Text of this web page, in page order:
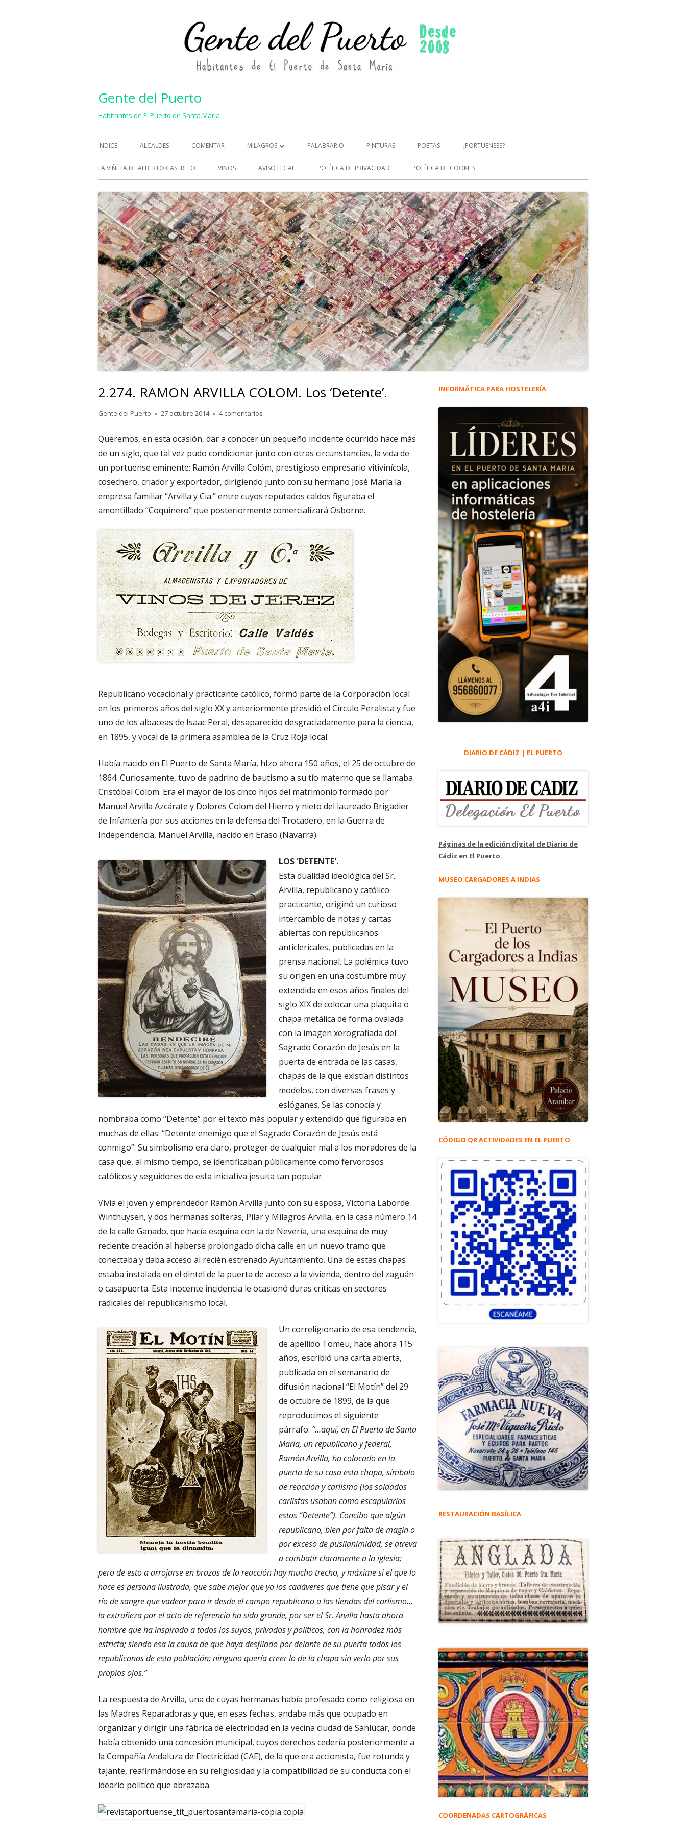
Gente del Puerto
Habitantes de El Puerto de Santa María
Menú
principal
ÍNDICE ALCALDES COMENTAR MILAGROS
MILAGROS (2)
PALABRARIO PINTURAS POETAS ¿PORTUENSES?
LA VIÑETA DE ALBERTO CASTRELO VINOS AVISO LEGAL POLÍTICA DE PRIVACIDAD POLÍTICA DE COOKIES
2.274. RAMON ARVILLA COLOM. Los ‘Detente’.
Autor
Gente del Puerto
Publicado
27 octubre 2014 4 comentarios
Queremos, en esta ocasión, dar a conocer un pequeño incidente ocurrido hace más
de un siglo, que tal vez pudo condicionar junto con otras circunstancias, la vida de
un portuense eminente: Ramón Arvilla Colóm, prestigioso empresario vitivinícola,
cosechero, criador y exportador, dirigiendo junto con su hermano José María la
empresa familiar “Arvilla y Cia.” entre cuyos reputados caldos figuraba el
amontillado “Coquinero” que posteriormente comercializará Osborne.
Republicano vocacional y practicante católico, formó parte de la Corporación local
en los primeros años del siglo XX y anteriormente presidió el Círculo Peralista y fue
uno de los albaceas de Isaac Peral, desaparecido desgraciadamente para la ciencia,
en 1895, y vocal de la primera asamblea de la Cruz Roja local.
Había nacido en El Puerto de Santa María, hIzo ahora 150 años, el 25 de octubre de
1864. Curiosamente, tuvo de padrino de bautismo a su tío materno que se llamaba
Cristóbal Colom. Era el mayor de los cinco hijos del matrimonio formado por
Manuel Arvilla Azcárate y Dolores Colom del Hierro y nieto del laureado Brigadier
de Infantería por sus acciones en la defensa del Trocadero, en la Guerra de
Independencia, Manuel Arvilla, nacido en Eraso (Navarra).
LOS 'DETENTE'.
Esta dualidad ideológica del Sr.
Arvilla, republicano y católico
practicante, originó un curioso
intercambio de notas y cartas
abiertas con republicanos
anticlericales, publicadas en la
prensa nacional. La polémica tuvo
su origen en una costumbre muy
extendida en esos años finales del
siglo XIX de colocar una plaquita o
chapa metálica de forma ovalada
con la imagen xerografiada del
Sagrado Corazón de Jesús en la
puerta de entrada de las casas,
chapas de la que existían distintos
modelos, con diversas frases y
eslóganes. Se las conocía y
nombraba como “Detente” por el texto más popular y extendido que figuraba en
muchas de ellas: “Detente enemigo que el Sagrado Corazón de Jesús está
conmigo”. Su simbolismo era claro, proteger de cualquier mal a los moradores de la
casa que, al mismo tiempo, se identificaban públicamente como fervorosos
católicos y seguidores de esta iniciativa jesuita tan popular.
Vivía el joven y emprendedor Ramón Arvilla junto con su esposa, Victoria Laborde
Winthuysen, y dos hermanas solteras, Pilar y Milagros Arvilla, en la casa número 14
de la calle Ganado, que hacía esquina con la de Nevería, una esquina de muy
reciente creación al haberse prolongado dicha calle en un nuevo tramo que
conectaba y daba acceso al recién estrenado Ayuntamiento. Una de estas chapas
estaba instalada en el dintel de la puerta de acceso a la vivienda, dentro del zaguán
o casapuerta. Esta inocente incidencia le ocasionó duras críticas en sectores
radicales del republicanismo local.
Un correligionario de esa tendencia,
de apellido Tomeu, hace ahora 115
años, escribió una carta abierta,
publicada en el semanario de
difusión nacional “El Motín” del 29
de octubre de 1899, de la que
reproducimos el siguiente
párrafo: “…aquí, en El Puerto de Santa
María, un republicano y federal,
Ramón Arvilla, ha colocado en la
puerta de su casa esta chapa, símbolo
de reacción y carlismo (los soldados
carlistas usaban como escapularios
estos “Detente”). Concibo que algún
republicano, bien por falta de magín o
por exceso de pusilanimidad, se atreva
a combatir claramente a la iglesia;
pero de esto a arrojarse en brazos de la reacción hay mucho trecho, y máxime si el que lo
hace es persona ilustrada, que sabe mejor que yo los cadáveres que tiene que pisar y el
río de sangre que vadear para ir desde el campo republicano a las tiendas del carlismo…
la extrañeza por el acto de referencia ha sido grande, por ser el Sr. Arvilla hasta ahora
hombre que ha inspirado a todos los suyos, privados y políticos, con la honradez más
estricta; siendo esa la causa de que haya desfilado por delante de su puerta todos los
republicanos de esta población; ninguno quería creer lo de la chapa sin verlo por sus
propios ojos.”
La respuesta de Arvilla, una de cuyas hermanas había profesado como religiosa en
las Madres Reparadoras y que, en esas fechas, andaba más que ocupado en
organizar y dirigir una fábrica de electricidad en la vecina ciudad de Sanlúcar, donde
había obtenido una concesión municipal, cuyos derechos cedería posteriormente a
la Compañía Andaluza de Electricidad (CAE), de la que era accionista, fue rotunda y
tajante, reafirmándose en su religiosidad y la compatibilidad de su conducta con el
ideario político que abrazaba.
Barra
principal
INFORMÁTICA PARA HOSTELERÍA
DIARIO DE CÁDIZ | EL PUERTO
Páginas de la edición digital de Diario de
Cádiz en El Puerto.
MUSEO CARGADORES A INDIAS
CÓDIGO QR ACTIVIDADES EN EL PUERTO
RESTAURACIÓN BASÍLICA
COORDENADAS CARTOGRÁFICAS